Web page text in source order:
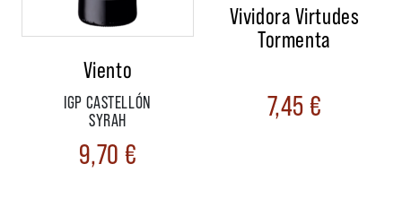
Viento
IGP CASTELLÓN
SYRAH
9,70 €
Vividora Virtudes
Tormenta
7,45€